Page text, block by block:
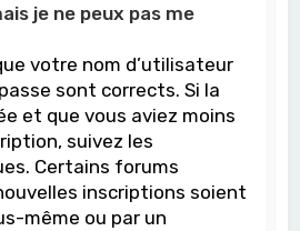
je ne peux pas me
votre nom d’utilisateur
sont corrects. Si la
et que vous aviez moins
suivez les
Certains forums
inscriptions soient
même ou par un